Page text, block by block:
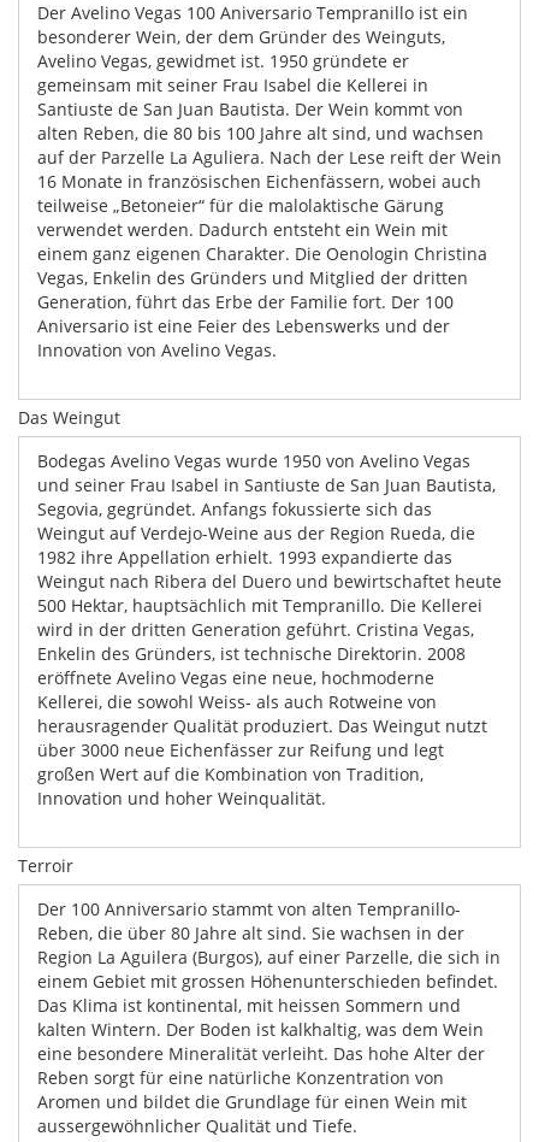
Der Avelino Vegas 100 Aniversario Tempranillo ist ein
besonderer Wein, der dem Gründer des Weinguts,
Avelino Vegas, gewidmet ist. 1950 gründete er
gemeinsam mit seiner Frau Isabel die Kellerei in
Santiuste de San Juan Bautista. Der Wein kommt von
alten Reben, die 80 bis 100 Jahre alt sind, und wachsen
auf der Parzelle La Aguliera. Nach der Lese reift der Wein
16 Monate in französischen Eichenfässern, wobei auch
teilweise „Betoneier“ für die malolaktische Gärung
verwendet werden. Dadurch entsteht ein Wein mit
einem ganz eigenen Charakter. Die Oenologin Christina
Vegas, Enkelin des Gründers und Mitglied der dritten
Generation, führt das Erbe der Familie fort. Der 100
Aniversario ist eine Feier des Lebenswerks und der
Innovation von Avelino Vegas.
Das Weingut
Bodegas Avelino Vegas wurde 1950 von Avelino Vegas
und seiner Frau Isabel in Santiuste de San Juan Bautista,
Segovia, gegründet. Anfangs fokussierte sich das
Weingut auf Verdejo-Weine aus der Region Rueda, die
1982 ihre Appellation erhielt. 1993 expandierte das
Weingut nach Ribera del Duero und bewirtschaftet heute
500 Hektar, hauptsächlich mit Tempranillo. Die Kellerei
wird in der dritten Generation geführt. Cristina Vegas,
Enkelin des Gründers, ist technische Direktorin. 2008
eröffnete Avelino Vegas eine neue, hochmoderne
Kellerei, die sowohl Weiss- als auch Rotweine von
herausragender Qualität produziert. Das Weingut nutzt
über 3000 neue Eichenfässer zur Reifung und legt
großen Wert auf die Kombination von Tradition,
Innovation und hoher Weinqualität.
Terroir
Der 100 Anniversario stammt von alten Tempranillo-
Reben, die über 80 Jahre alt sind. Sie wachsen in der
Region La Aguilera (Burgos), auf einer Parzelle, die sich in
einem Gebiet mit grossen Höhenunterschieden befindet.
Das Klima ist kontinental, mit heissen Sommern und
kalten Wintern. Der Boden ist kalkhaltig, was dem Wein
eine besondere Mineralität verleiht. Das hohe Alter der
Reben sorgt für eine natürliche Konzentration von
Aromen und bildet die Grundlage für einen Wein mit
aussergewöhnlicher Qualität und Tiefe.